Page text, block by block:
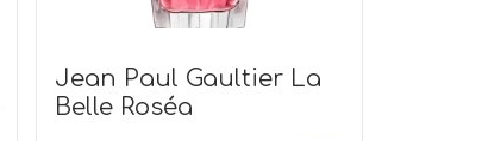
Jean Paul Gaultier La
Belle Roséa